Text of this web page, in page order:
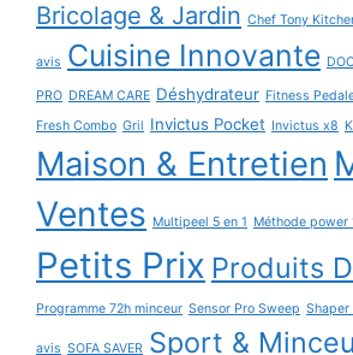
Bricolage & Jardin Chef Tony
avis Cuisine Innovante
PRO DREAM CARE Déshydrateur Fitness
Fresh Combo Gril Invictus Pocket Invictus x8
Maison & Entretien
Ventes Multipeel 5 en 1 Méthode power
Petits Prix Produits
Programme 72h minceur Sensor Pro Sweep Shaper
avis SOFA SAVER Sport &